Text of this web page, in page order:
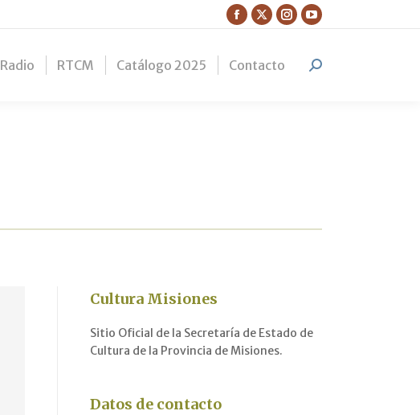
Facebook
opens
X
opens
Instagram
opens
YouTube
opens
Radio RTCM Catálogo 2025 Contacto Search:
Cultura Misiones
Sitio Oficial de la Secretaría de Estado de
Cultura de la Provincia de Misiones.
Datos de contacto